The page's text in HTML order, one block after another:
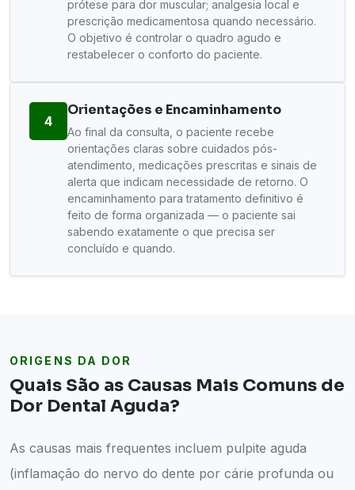
prótese para dor muscular; analgesia local e
prescrição medicamentosa quando necessário.
O objetivo é controlar o quadro agudo e
restabelecer o conforto do paciente.
4
Orientações e Encaminhamento
Ao final da consulta, o paciente recebe
orientações claras sobre cuidados pós-
atendimento, medicações prescritas e sinais de
alerta que indicam necessidade de retorno. O
encaminhamento para tratamento definitivo é
feito de forma organizada — o paciente sai
sabendo exatamente o que precisa ser
concluído e quando.
ORIGENS DA DOR
Quais São as Causas Mais Comuns de
Dor Dental Aguda?
As causas mais frequentes incluem pulpite aguda
(inflamação do nervo do dente por cárie profunda ou